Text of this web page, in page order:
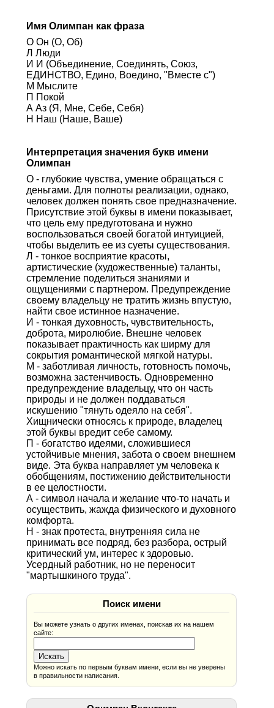
Имя Олимпан как фраза
О Он (О, Об)
Л Люди
И И (Объединение, Соединять, Союз,
ЕДИНСТВО, Едино, Воедино, "Вместе с")
М Мыслите
П Покой
А Аз (Я, Мне, Себе, Себя)
Н Наш (Наше, Ваше)
Интерпретация значения букв имени
Олимпан
О - глубокие чувства, умение обращаться с
деньгами. Для полноты реализации, однако,
человек должен понять свое предназначение.
Присутствие этой буквы в имени показывает,
что цель ему предуготована и нужно
воспользоваться своей богатой интуицией,
чтобы выделить ее из суеты существования.
Л - тонкое восприятие красоты,
артистические (художественные) таланты,
стремление поделиться знаниями и
ощущениями с партнером. Предупреждение
своему владельцу не тратить жизнь впустую,
найти свое истинное назначение.
И - тонкая духовность, чувствительность,
доброта, миролюбие. Внешне человек
показывает практичность как ширму для
сокрытия романтической мягкой натуры.
М - заботливая личность, готовность помочь,
возможна застенчивость. Одновременно
предупреждение владельцу, что он часть
природы и не должен поддаваться
искушению "тянуть одеяло на себя".
Хищнически относясь к природе, владелец
этой буквы вредит себе самому.
П - богатство идеями, сложившиеся
устойчивые мнения, забота о своем внешнем
виде. Эта буква направляет ум человека к
обобщениям, постижению действительности
в ее целостности.
А - символ начала и желание что-то начать и
осуществить, жажда физического и духовного
комфорта.
Н - знак протеста, внутренняя сила не
принимать все подряд, без разбора, острый
критический ум, интерес к здоровью.
Усердный работник, но не переносит
"мартышкиного труда".
Поиск имени
Вы можете узнать о других именах, поискав их на нашем
сайте:
Можно искать по первым буквам имени, если вы не уверены
в правильности написания.